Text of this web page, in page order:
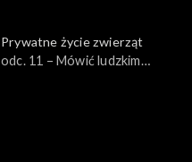
Prywatne życie zwierząt
odc. 11 – Mówić ludzkim